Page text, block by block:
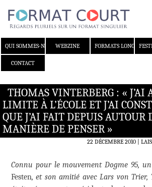
QUI SOMMES-NOUS ?WEBZINE FORMATS LONGS
CONTACT
THOMAS VINTERBERG : « J’AI
LIMITE À L’ÉCOLE ET J’AI
QUE J’AI FAIT DEPUIS AUTOUR
MANIÈRE DE PENSER »
22 DÉCEMBRE 2010
Connu pour le mouvement Dogme 95,
Festen, et son amitié avec Lars von Trier,